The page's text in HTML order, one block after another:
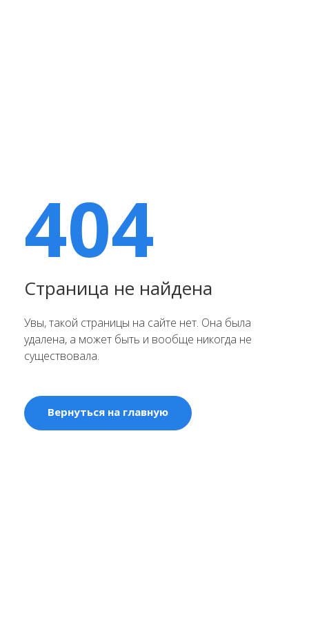
404
Страница не найдена
Увы, такой страницы на сайте нет. Она была
удалена, а может быть и вообще никогда не
существовала.
Вернуться на главную